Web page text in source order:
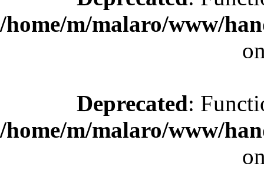
/home/m/malaro/www/
Deprecated:
/home/m/malaro/www/